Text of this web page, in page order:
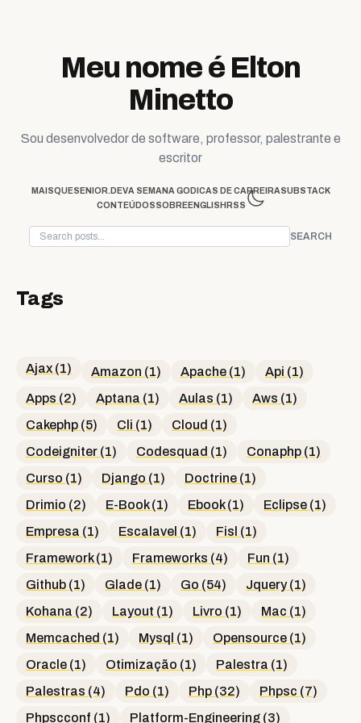
Meu nome é Elton
Minetto
Sou desenvolvedor de software, professor, palestrante e
escritor
MAISQUESENIOR.DEVA SEMANA GO DICAS DE CARREIRASUBSTACK
CONTEÚDOSSOBREENGLISH RSS
SEARCH
Tags
Ajax (1) Amazon (1) Apache (1)
Api (1)
Apps (2)
Aptana (1) Aulas (1)
Aws (1)
Cakephp (5)
Cli (1)
Cloud (1)
Codeigniter (1)
Codesquad (1)
Conaphp (1)
Curso (1)
Django (1)
Doctrine (1)
Drimio (2)
E-Book (1) Ebook (1)
Eclipse (1)
Empresa (1)
Escalavel (1)
Fisl (1)
Framework (1)
Frameworks (4)
Fun (1)
Github (1)
Glade (1) Go (54)
Jquery (1)
Kohana (2)
Layout (1) Livro (1)
Mac (1)
Memcached (1)
Mysql (1)
Opensource (1)
Oracle (1)
Otimização (1)
Palestra (1)
Palestras (4)
Pdo (1) Php (32)
Phpsc (7)
Phpscconf (1)
Platform-Engineering (3)